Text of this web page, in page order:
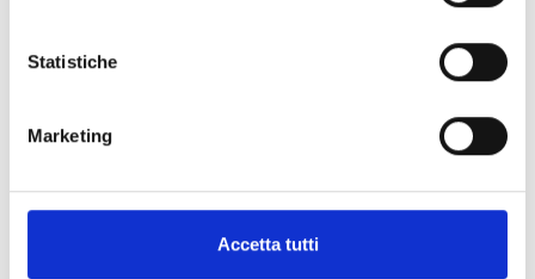
Statistiche
Marketing
Accetta tutti